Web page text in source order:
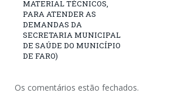
MATERIAL TÉCNICOS,
PARA ATENDER AS
DEMANDAS DA
SECRETARIA MUNICIPAL
DE SAÚDE DO MUNICÍPIO
DE FARO)
Os comentários estão fechados.